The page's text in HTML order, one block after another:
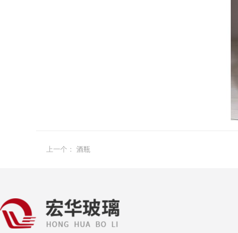
上一个： 酒瓶